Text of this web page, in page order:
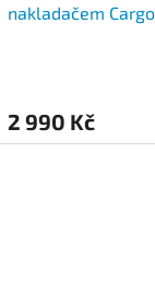
nakladačem
2 990 Kč